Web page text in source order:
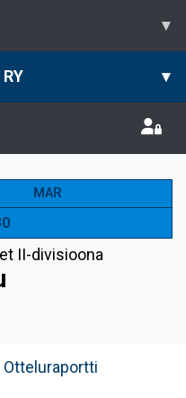
▾
▾
MAR
II-divisioona
Otteluraportti